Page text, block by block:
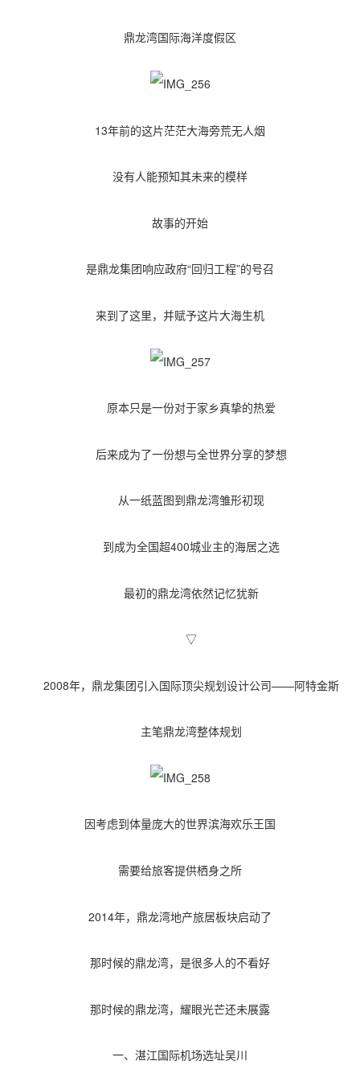
鼎龙湾国际海洋度假区
13年前的这片茫茫大海旁荒无人烟
没有人能预知其未来的模样
故事的开始
是鼎龙集团响应政府“回归工程”的号召
来到了这里，并赋予这片大海生机
原本只是一份对于家乡真挚的热爱
后来成为了一份想与全世界分享的梦想
从一纸蓝图到鼎龙湾雏形初现
到成为全国超400城业主的海居之选
最初的鼎龙湾依然记忆犹新
▽
2008年，鼎龙集团引入国际顶尖规划设计公司——阿特金斯
主笔鼎龙湾整体规划
因考虑到体量庞大的世界滨海欢乐王国
需要给旅客提供栖身之所
2014年，鼎龙湾地产旅居板块启动了
那时候的鼎龙湾，是很多人的不看好
那时候的鼎龙湾，耀眼光芒还未展露
一、湛江国际机场选址吴川